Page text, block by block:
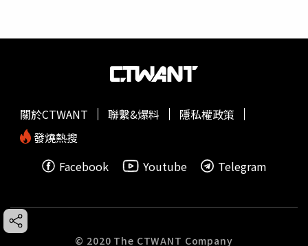
關於CTWANT 聯繫&爆料
隱私權政策
發燒熱搜
Facebook
Youtube Telegram
© 2020 The CTWANT Company